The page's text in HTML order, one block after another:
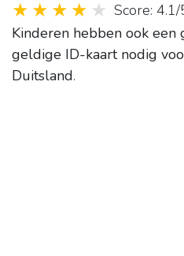
Score: 4.1/
Kinderen hebben ook
geldige ID-kaart nodig
Duitsland.